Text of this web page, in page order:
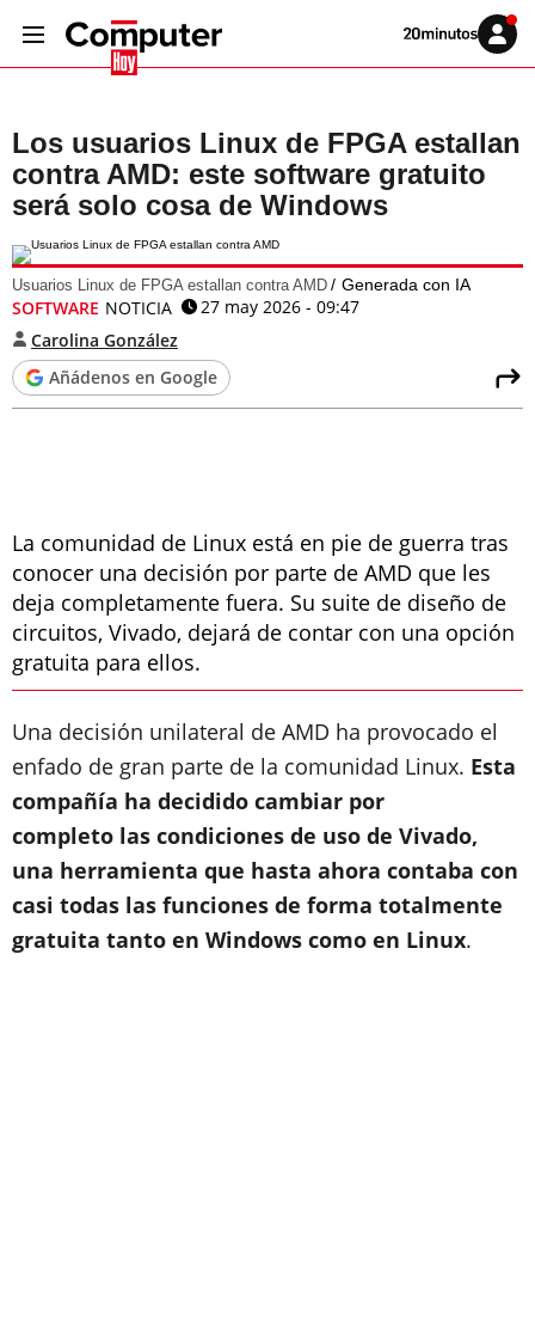
Volver
Iniciar
sesión
Los usuarios Linux de FPGA estallan
contra AMD: este software gratuito
será solo cosa de Windows
Usuarios Linux de FPGA estallan contra AMD Generada con IA
SOFTWARE NOTICIA
27 may 2026 - 09:47
Carolina González
Añádenos en Google
La comunidad de Linux está en pie de guerra tras
conocer una decisión por parte de AMD que les
deja completamente fuera. Su suite de diseño de
circuitos, Vivado, dejará de contar con una opción
gratuita para ellos.
Una decisión unilateral de AMD ha provocado el
enfado de gran parte de la comunidad Linux. Esta
compañía ha decidido cambiar por
completo las condiciones de uso de Vivado,
una herramienta que hasta ahora contaba con
casi todas las funciones de forma totalmente
gratuita tanto en Windows como en Linux.